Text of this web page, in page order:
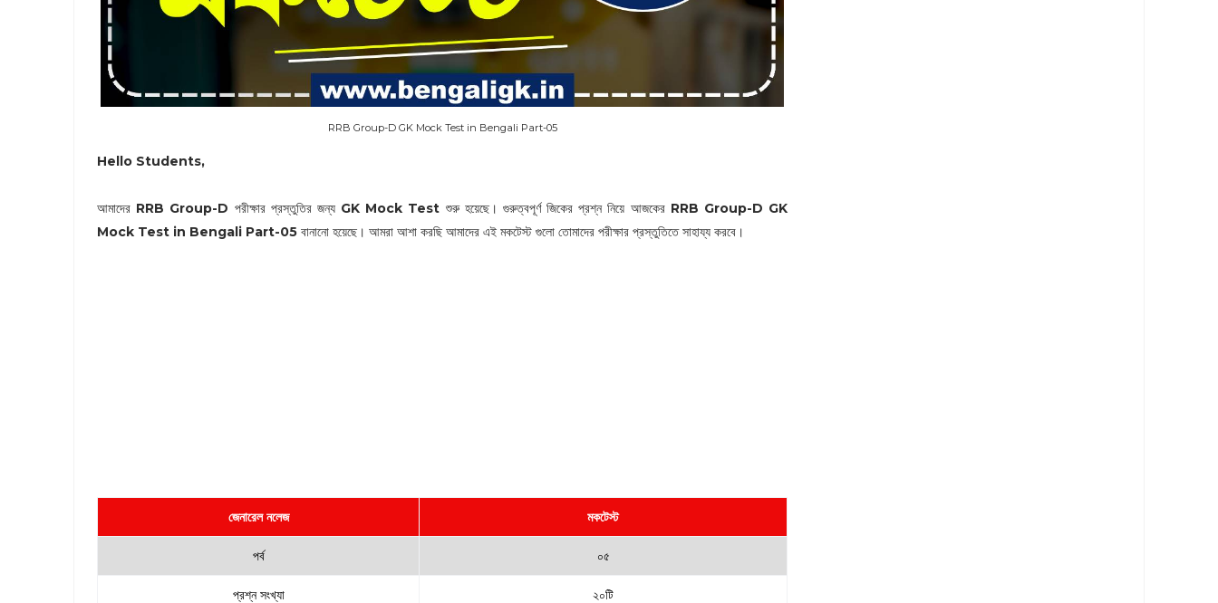
RRB Group-D GK Mock Test in Bengali Part-05
Hello Students,
আমাদের RRB Group-D পরীক্ষার প্রস্তুতির জন্য GK Mock Test শুরু হয়েছে। গুরুত্বপূর্ণ জিকের প্রশ্ন নিয়ে আজকের RRB Group-D GK
Mock Test in Bengali Part-05 বানানো হয়েছে। আমরা আশা করছি আমাদের এই মকটেস্ট গুলো তোমাদের পরীক্ষার প্রস্তুতিতে সাহায্য করবে।
জেনারেল নলেজ মকটেস্ট
পর্ব ০৫
প্রশ্ন সংখ্যা ২০টি